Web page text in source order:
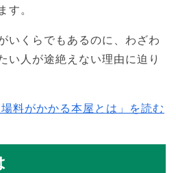
す。
いくらでもあるのに、わざわ
い人が途絶えない理由に迫り
場料がかかる本屋とは」を読む